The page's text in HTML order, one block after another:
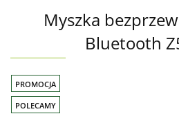
Myszka
Bluetooth
PROMOCJA
POLECAMY